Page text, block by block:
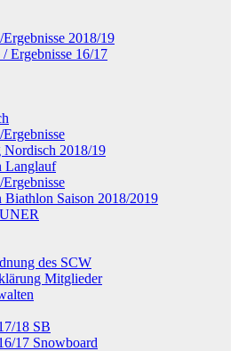
2018/19
Ergebnisse 16/17
Nordisch 2018/19
Langlauf
Biathlon Saison 2018/2019
des SCW
Mitglieder
18 SB
17 Snowboard